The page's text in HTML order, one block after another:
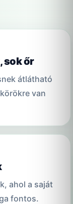
sok őr
átlátható
van
ahol a saját
fontos.